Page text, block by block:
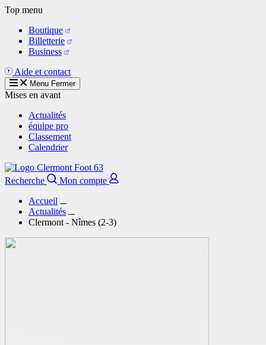
Aller
contenu
principal
Top menu
Boutique
Billetterie
Business
Aide et contact
Menu Fermer
Mises en avant
Actualités
équipe pro
Classement
Calendrier
Recherche
Mon compte
Accueil
Actualités
Clermont - Nîmes (2-3)